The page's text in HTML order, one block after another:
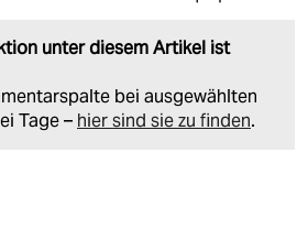
unter diesem Artikel ist
bei ausgewählten
Tage – hier sind sie zu finden.